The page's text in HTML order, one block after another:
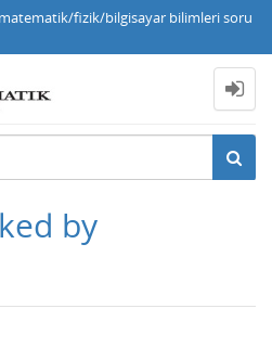
fizik/bilgisayar bilimleri soru
by